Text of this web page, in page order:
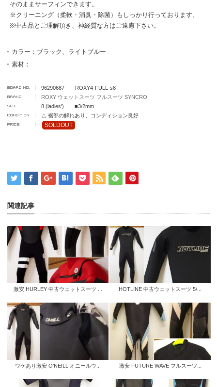
そのままサーフィンできます。
※クリーニング（柔軟・消臭・除菌）もしっかり行っております。
※中古品とご理解頂き、神経質な方はご遠慮下さい。
カラー：ブラック、ライトブルー
素材：
96290687 ROXY4-FULL-s8
ROXY ウェットスーツ フルスーツ SYNCRO
8 (ladies') ■3/2mm
△ 裾部の解れあり、コンディション良好
SOLDOUT
関連記事
激安 HURLEY 中古ウェットスーツ ... HOTLINE 中古ウェットスーツ 5/...
ワケあり激安 O’NEILL オニールウ... 激安 FUTURE WAVE フルスーツ...